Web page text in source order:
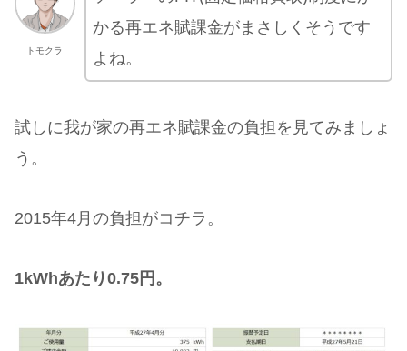
トモクラ
かる再エネ賦課金がまさしくそうです
よね。
試しに我が家の再エネ賦課金の負担を見てみましょ
う。
2015年4月の負担がコチラ。
1kWhあたり0.75円。